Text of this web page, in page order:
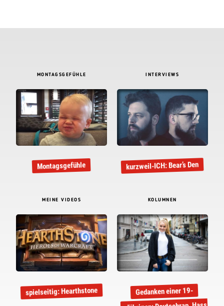
MONTAGSGEFÜHLE
Montagsgefühle
INTERVIEWS
kurzweil-ICH: Bear’s Den
MEINE VIDEOS
spielseitig: Hearthstone
KOLUMNEN
Gedanken einer 19-